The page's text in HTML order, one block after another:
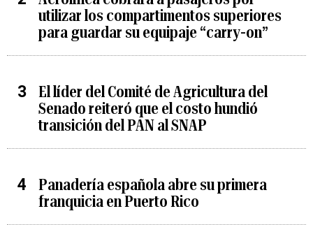
utilizar los compartimentos superiores
para guardar su equipaje “carry-on”
El líder del Comité de Agricultura del
Senado reiteró que el costo hundió
transición del PAN al SNAP
Panadería española abre su primera
franquicia en Puerto Rico